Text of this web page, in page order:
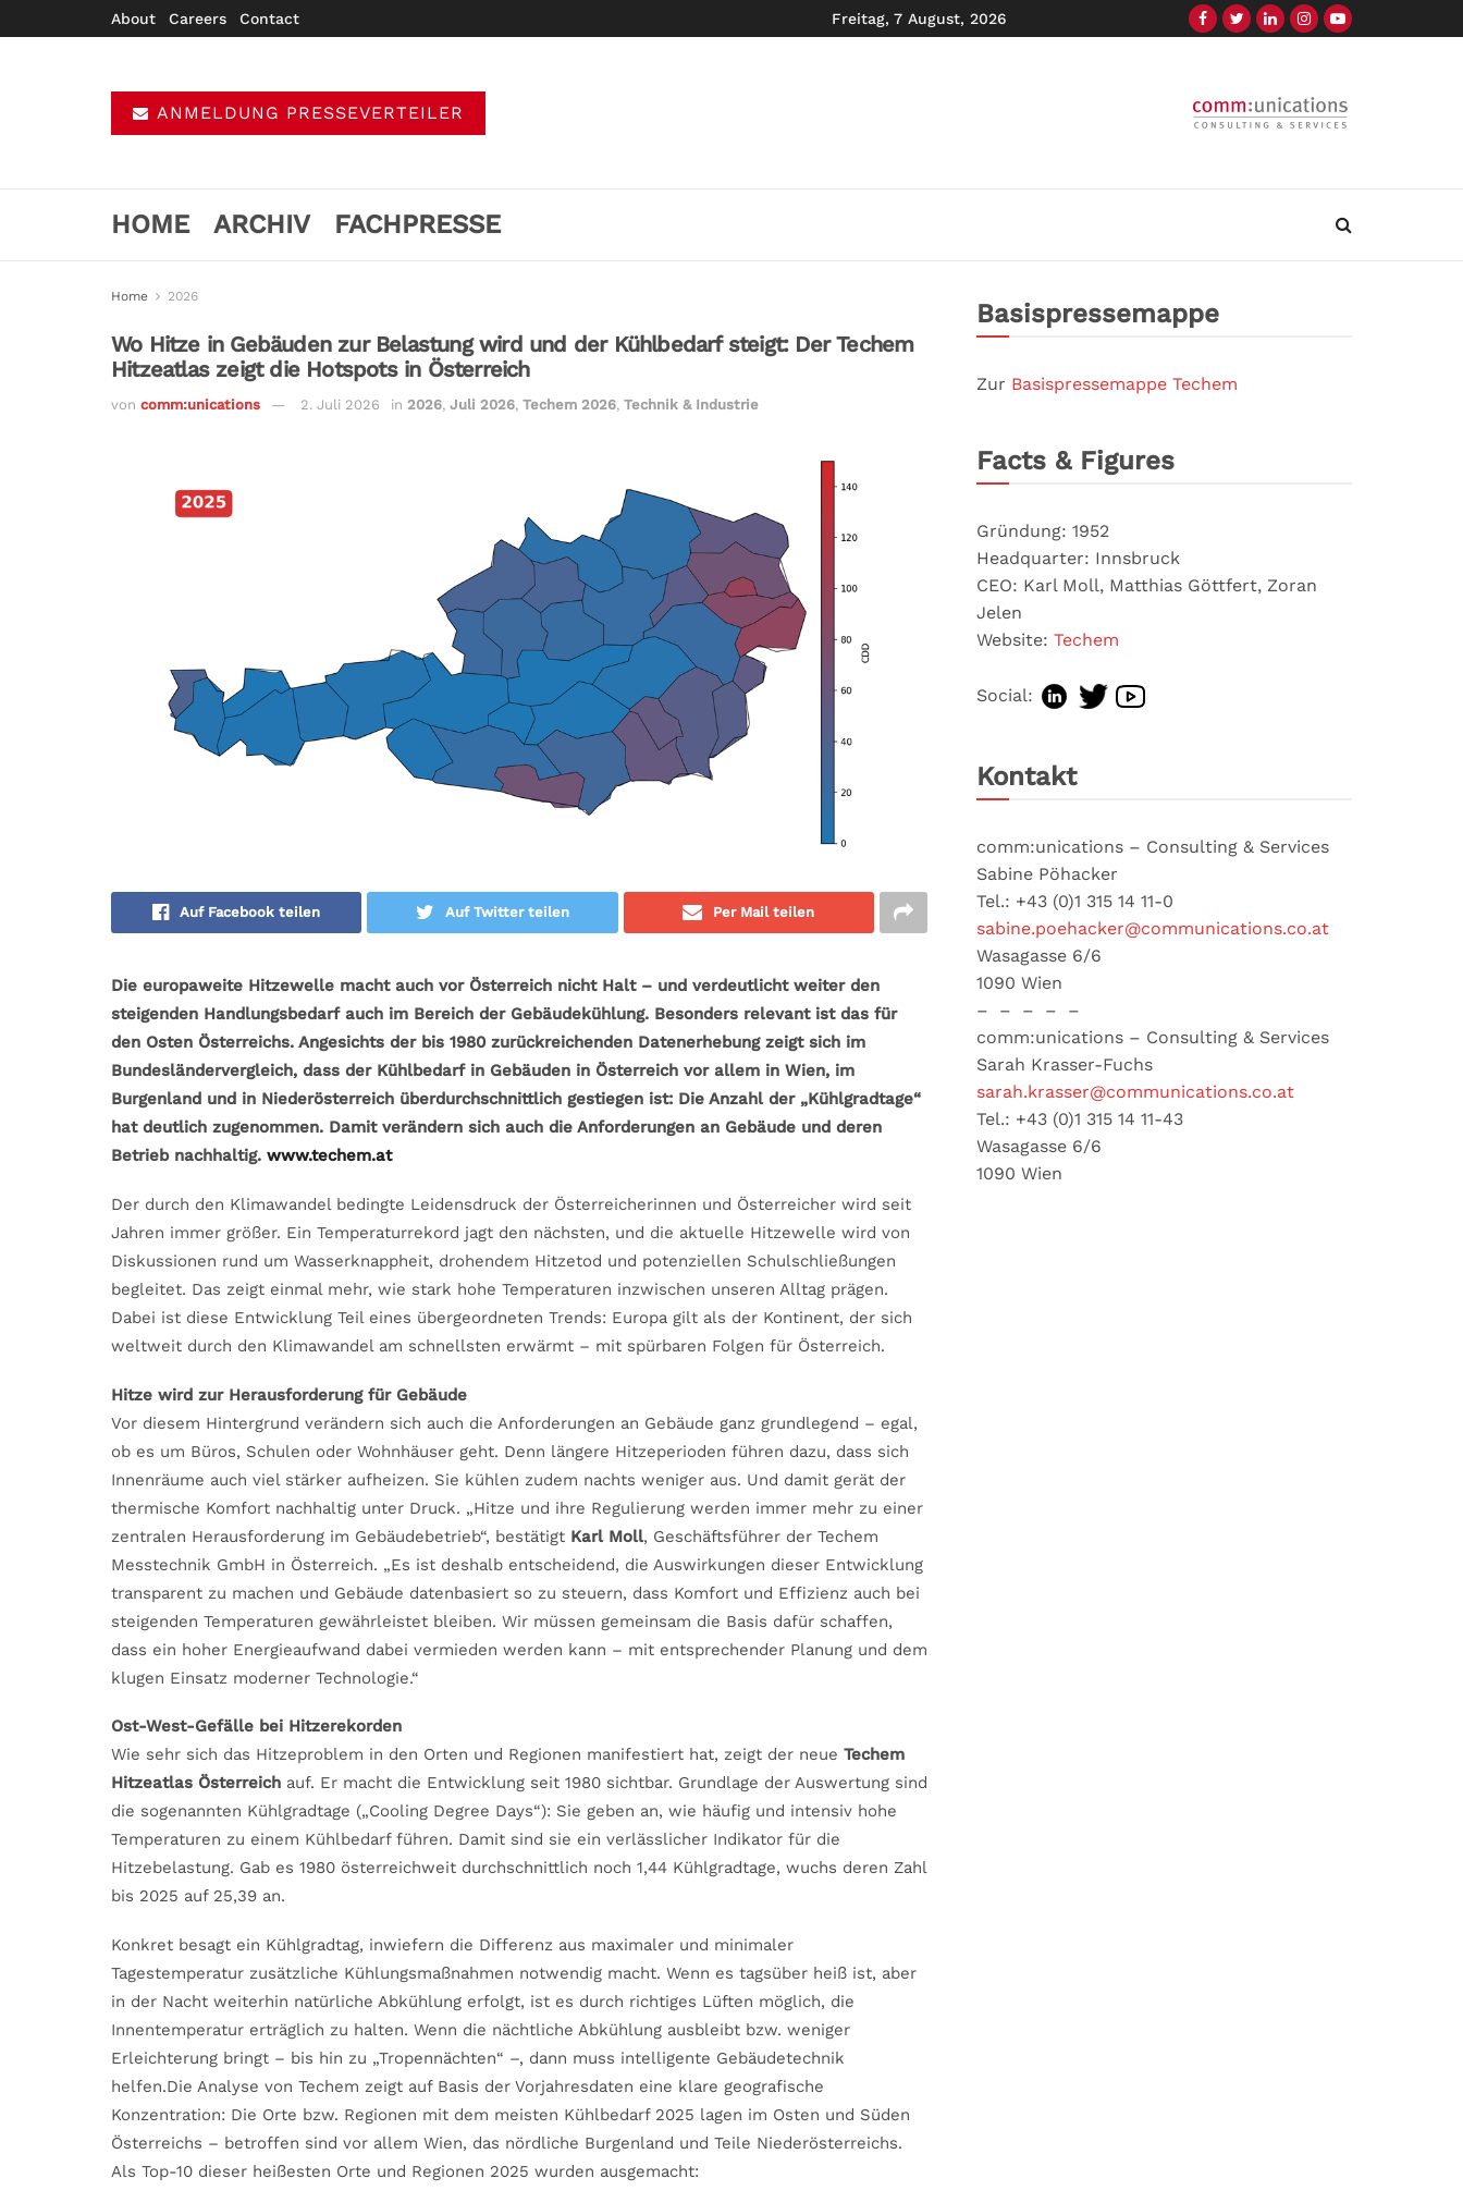
About Careers Contact Freitag, 7 August, 2026
ANMELDUNG PRESSEVERTEILER
HOME ARCHIV FACHPRESSE
Home 2026
Wo Hitze in Gebäuden zur Belastung wird und der Kühlbedarf steigt: Der Techem
Hitzeatlas zeigt die Hotspots in Österreich
von comm:unications 2. Juli 2026 in 2026, Juli 2026, Techem 2026, Technik & Industrie
Auf Facebook teilen Auf Twitter teilen Per Mail teilen
Die europaweite Hitzewelle macht auch vor Österreich nicht Halt – und verdeutlicht weiter den
steigenden Handlungsbedarf auch im Bereich der Gebäudekühlung. Besonders relevant ist das für
den Osten Österreichs. Angesichts der bis 1980 zurückreichenden Datenerhebung zeigt sich im
Bundesländervergleich, dass der Kühlbedarf in Gebäuden in Österreich vor allem in Wien, im
Burgenland und in Niederösterreich überdurchschnittlich gestiegen ist: Die Anzahl der „Kühlgradtage“
hat deutlich zugenommen. Damit verändern sich auch die Anforderungen an Gebäude und deren
Betrieb nachhaltig. www.techem.at
Der durch den Klimawandel bedingte Leidensdruck der Österreicherinnen und Österreicher wird seit
Jahren immer größer. Ein Temperaturrekord jagt den nächsten, und die aktuelle Hitzewelle wird von
Diskussionen rund um Wasserknappheit, drohendem Hitzetod und potenziellen Schulschließungen
begleitet. Das zeigt einmal mehr, wie stark hohe Temperaturen inzwischen unseren Alltag prägen.
Dabei ist diese Entwicklung Teil eines übergeordneten Trends: Europa gilt als der Kontinent, der sich
weltweit durch den Klimawandel am schnellsten erwärmt – mit spürbaren Folgen für Österreich.
Hitze wird zur Herausforderung für Gebäude
Vor diesem Hintergrund verändern sich auch die Anforderungen an Gebäude ganz grundlegend – egal,
ob es um Büros, Schulen oder Wohnhäuser geht. Denn längere Hitzeperioden führen dazu, dass sich
Innenräume auch viel stärker aufheizen. Sie kühlen zudem nachts weniger aus. Und damit gerät der
thermische Komfort nachhaltig unter Druck. „Hitze und ihre Regulierung werden immer mehr zu einer
zentralen Herausforderung im Gebäudebetrieb“, bestätigt Karl Moll, Geschäftsführer der Techem
Messtechnik GmbH in Österreich. „Es ist deshalb entscheidend, die Auswirkungen dieser Entwicklung
transparent zu machen und Gebäude datenbasiert so zu steuern, dass Komfort und Effizienz auch bei
steigenden Temperaturen gewährleistet bleiben. Wir müssen gemeinsam die Basis dafür schaffen,
dass ein hoher Energieaufwand dabei vermieden werden kann – mit entsprechender Planung und dem
klugen Einsatz moderner Technologie.“
Ost-West-Gefälle bei Hitzerekorden
Wie sehr sich das Hitzeproblem in den Orten und Regionen manifestiert hat, zeigt der neue Techem
Hitzeatlas Österreich auf. Er macht die Entwicklung seit 1980 sichtbar. Grundlage der Auswertung sind
die sogenannten Kühlgradtage („Cooling Degree Days“): Sie geben an, wie häufig und intensiv hohe
Temperaturen zu einem Kühlbedarf führen. Damit sind sie ein verlässlicher Indikator für die
Hitzebelastung. Gab es 1980 österreichweit durchschnittlich noch 1,44 Kühlgradtage, wuchs deren Zahl
bis 2025 auf 25,39 an.
Konkret besagt ein Kühlgradtag, inwiefern die Differenz aus maximaler und minimaler
Tagestemperatur zusätzliche Kühlungsmaßnahmen notwendig macht. Wenn es tagsüber heiß ist, aber
in der Nacht weiterhin natürliche Abkühlung erfolgt, ist es durch richtiges Lüften möglich, die
Innentemperatur erträglich zu halten. Wenn die nächtliche Abkühlung ausbleibt bzw. weniger
Erleichterung bringt – bis hin zu „Tropennächten“ –, dann muss intelligente Gebäudetechnik
helfen.Die Analyse von Techem zeigt auf Basis der Vorjahresdaten eine klare geografische
Konzentration: Die Orte bzw. Regionen mit dem meisten Kühlbedarf 2025 lagen im Osten und Süden
Österreichs – betroffen sind vor allem Wien, das nördliche Burgenland und Teile Niederösterreichs.
Als Top-10 dieser heißesten Orte und Regionen 2025 wurden ausgemacht:
Basispressemappe
Zur Basispressemappe Techem
Facts & Figures
Gründung: 1952
Headquarter: Innsbruck
CEO: Karl Moll, Matthias Göttfert, Zoran
Jelen
Website: Techem
Social:
Kontakt
comm:unications – Consulting & Services
Sabine Pöhacker
Tel.: +43 (0)1 315 14 11-0
sabine.poehacker@communications.co.at
Wasagasse 6/6
1090 Wien
– – – – –
comm:unications – Consulting & Services
Sarah Krasser-Fuchs
sarah.krasser@communications.co.at
Tel.: +43 (0)1 315 14 11-43
Wasagasse 6/6
1090 Wien